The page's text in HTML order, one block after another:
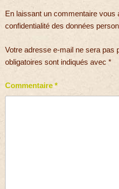
En laissant un commentaire vous
confidentialité des données
Votre adresse e-mail ne sera pas
obligatoires sont indiqués avec *
Commentaire *